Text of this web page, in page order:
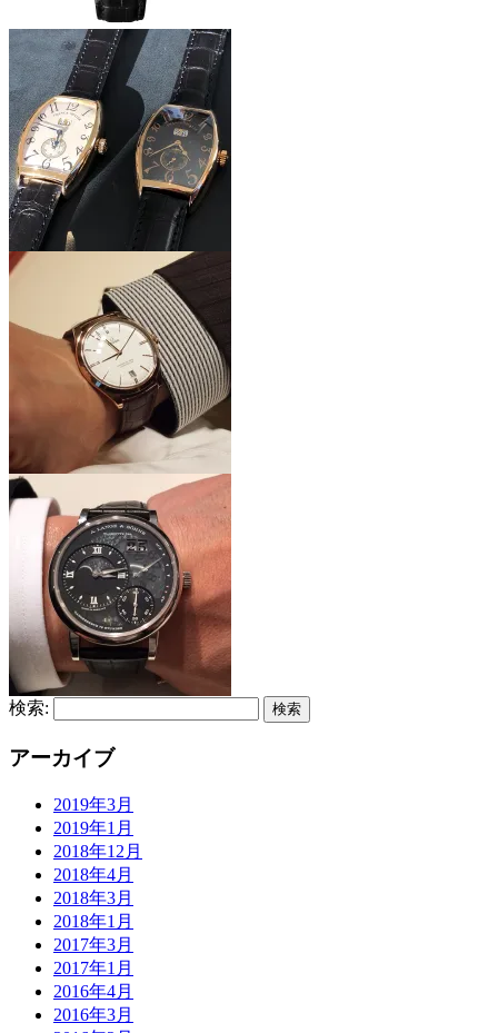
検索:
アーカイブ
2019年3月
2019年1月
2018年12月
2018年4月
2018年3月
2018年1月
2017年3月
2017年1月
2016年4月
2016年3月